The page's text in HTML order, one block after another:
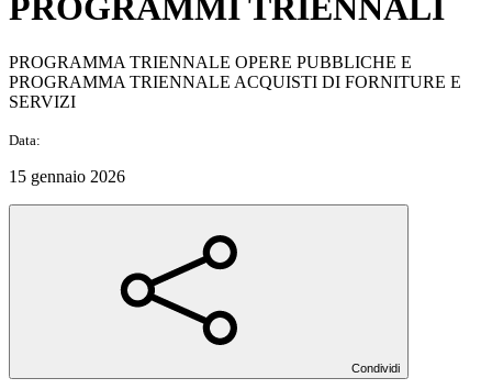
PROGRAMMI TRIENNALI
PROGRAMMA TRIENNALE OPERE PUBBLICHE E
PROGRAMMA TRIENNALE ACQUISTI DI FORNITURE E
SERVIZI
Data:
15 gennaio 2026
Condividi